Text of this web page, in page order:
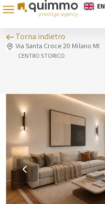
EN
Torna indietro
Via Santa Croce 20 Milano MI
CENTRO STORICO